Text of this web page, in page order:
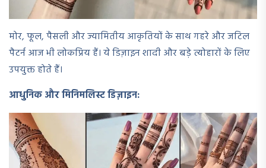
मोर, फूल, पैसली और ज्यामितीय आकृतियों के साथ गहरे और जटिल
पैटर्न आज भी लोकप्रिय हैं। ये डिज़ाइन शादी और बड़े त्योहारों के लिए
उपयुक्त होते हैं।
आधुनिक और मिनिमलिस्ट डिज़ाइन: